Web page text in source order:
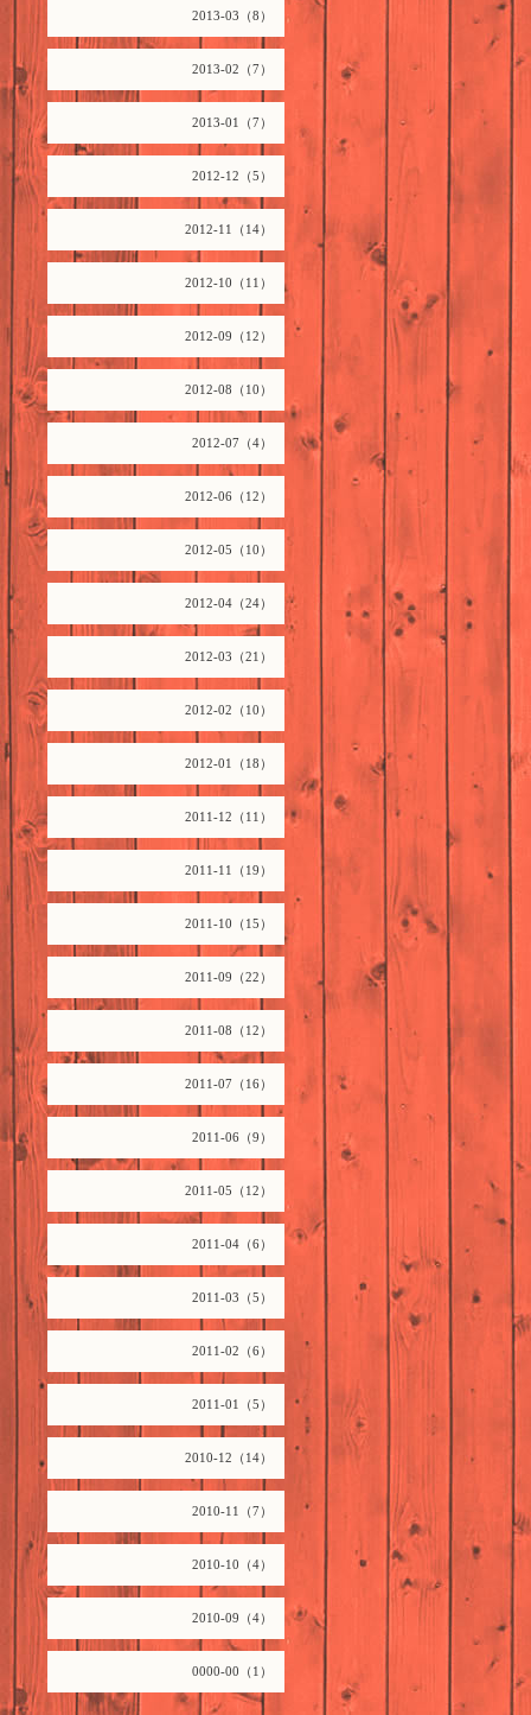
2013-03（8）
2013-02（7）
2013-01（7）
2012-12（5）
2012-11（14）
2012-10（11）
2012-09（12）
2012-08（10）
2012-07（4）
2012-06（12）
2012-05（10）
2012-04（24）
2012-03（21）
2012-02（10）
2012-01（18）
2011-12（11）
2011-11（19）
2011-10（15）
2011-09（22）
2011-08（12）
2011-07（16）
2011-06（9）
2011-05（12）
2011-04（6）
2011-03（5）
2011-02（6）
2011-01（5）
2010-12（14）
2010-11（7）
2010-10（4）
2010-09（4）
0000-00（1）